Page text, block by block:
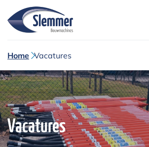
Home Vacatures
Vacatures